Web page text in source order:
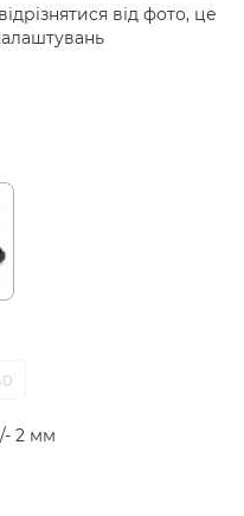
від фото, це
2 мм